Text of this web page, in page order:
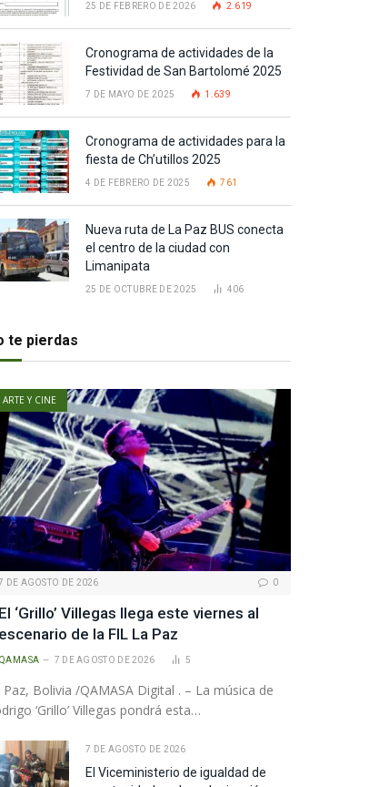
25 DE FEBRERO DE 2026 2.619
Cronograma de actividades de la
Festividad de San Bartolomé 2025
7 DE MAYO DE 2025 1.639
Cronograma de actividades para la
fiesta de Ch’utillos 2025
4 DE FEBRERO DE 2025 761
Nueva ruta de La Paz BUS conecta
el centro de la ciudad con
Limanipata
25 DE OCTUBRE DE 2025 406
te pierdas
ARTE Y CINE
DE AGOSTO DE 2026 0
El ‘Grillo’ Villegas llega este viernes al
escenario de la FIL La Paz
QAMASA 7 DE AGOSTO DE 2026 5
Paz, Bolivia /QAMASA Digital . – La música de
‘Grillo’ Villegas pondrá esta…
7 DE AGOSTO DE 2026
El Viceministerio de igualdad de